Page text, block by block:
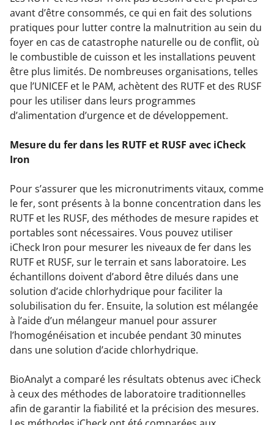
avant d’être consommés, ce qui en fait des solutions
pratiques pour lutter contre la malnutrition au sein du
foyer en cas de catastrophe naturelle ou de conflit, où
le combustible de cuisson et les installations peuvent
être plus limités. De nombreuses organisations, telles
que l’UNICEF et le PAM, achètent des RUTF et des RUSF
pour les utiliser dans leurs programmes
d’alimentation d’urgence et de développement.
Mesure du fer dans les RUTF et RUSF avec iCheck
Iron
Pour s’assurer que les micronutriments vitaux, comme
le fer, sont présents à la bonne concentration dans les
RUTF et les RUSF, des méthodes de mesure rapides et
portables sont nécessaires. Vous pouvez utiliser
iCheck Iron pour mesurer les niveaux de fer dans les
RUTF et RUSF, sur le terrain et sans laboratoire. Les
échantillons doivent d’abord être dilués dans une
solution d’acide chlorhydrique pour faciliter la
solubilisation du fer. Ensuite, la solution est mélangée
à l’aide d’un mélangeur manuel pour assurer
l’homogénéisation et incubée pendant 30 minutes
dans une solution d’acide chlorhydrique.
BioAnalyt a comparé les résultats obtenus avec iCheck
à ceux des méthodes de laboratoire traditionnelles
afin de garantir la fiabilité et la précision des mesures.